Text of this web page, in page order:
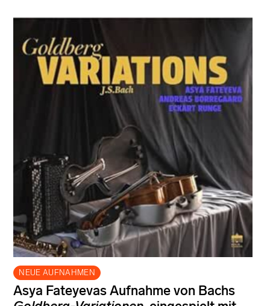
NEUE AUFNAHMEN
Asya Fateyevas Aufnahme von Bachs